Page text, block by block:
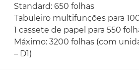
Standard: 650 folhas
Tabuleiro multifunções para
1 cassete de papel para 550
Máximo: 3200 folhas (com
– D1)